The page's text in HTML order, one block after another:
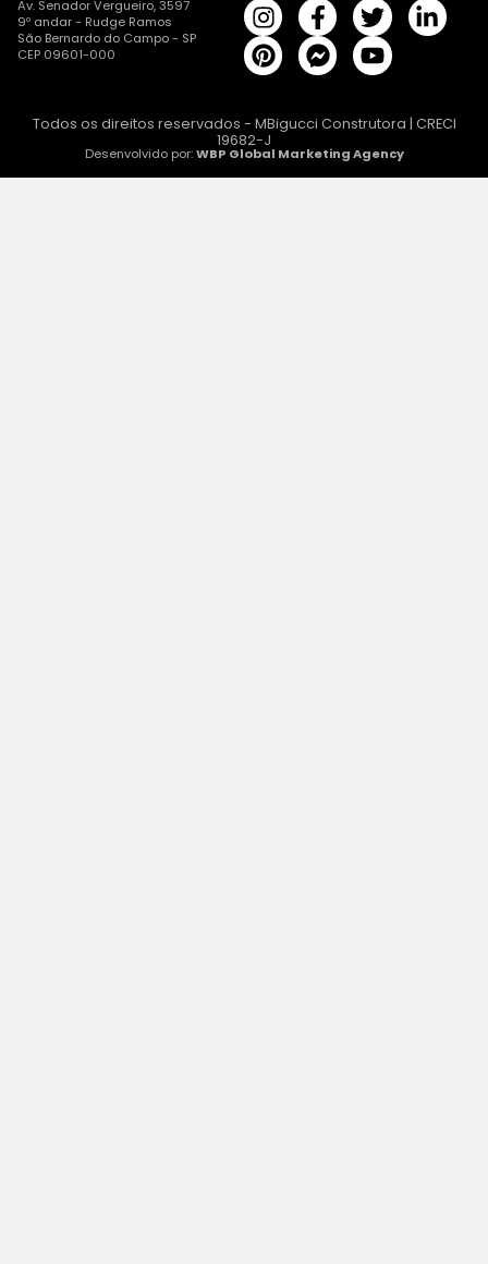
Av. Senador Vergueiro, 3597
9º andar - Rudge Ramos
São Bernardo do Campo - SP
CEP 09601-000
Todos os direitos reservados - MBigucci Construtora | CRECI
19682-J
Desenvolvido por:WBP Global Marketing Agency